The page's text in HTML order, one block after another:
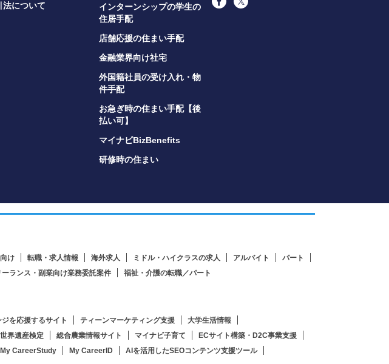
法について
インターンシップの学生の
住居手配
店舗応援の住まい手配
金融業界向け社宅
外国籍社員の受け入れ・物
件手配
お急ぎ時の住まい手配【後
払い可】
マイナビBizBenefits
研修時の住まい
け 転職・求人情報 海外求人 ミドル・ハイクラスの求人 アルバイト
パート
ーランス・副業向け業務委託案件
福祉・介護の転職／パート
を応援するサイト ティーンマーケティング支援
大学生活情報
世界遺産検定 総合農業情報サイト マイナビ子育て
ECサイト構築・D2C事業支援
My CareerStudy My CareerID
AIを活用したSEOコンテンツ支援ツール